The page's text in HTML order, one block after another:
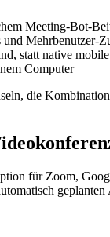
Meeting-Bot-
Mehrbenutzer-
statt native
Computer
die
für Zoom,